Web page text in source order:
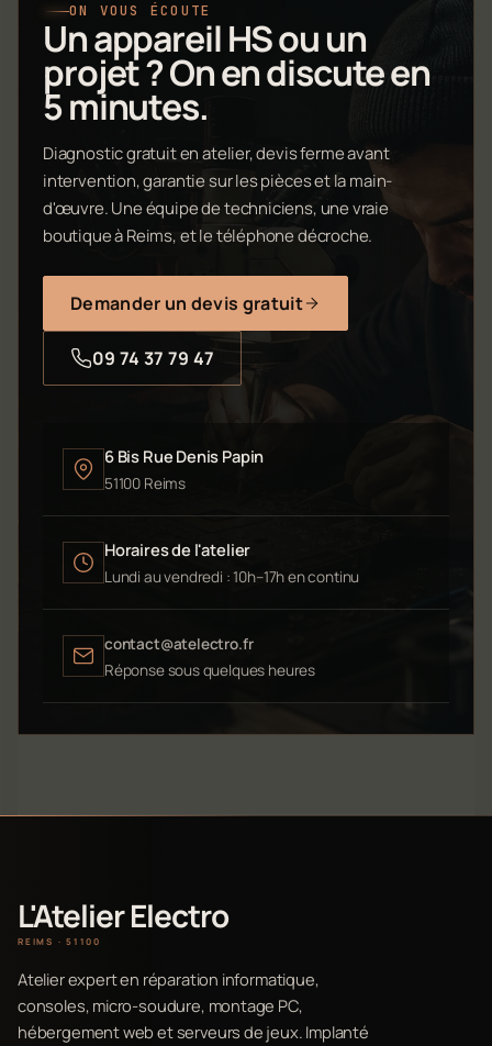
ON VOUS ÉCOUTE
Un appareil HS ou un
projet ? On en discute en
5 minutes.
Diagnostic gratuit en atelier, devis ferme avant
intervention, garantie sur les pièces et la main-
d'œuvre. Une équipe de techniciens, une vraie
boutique à Reims, et le téléphone décroche.
Demander un devis gratuit
09 74 37 79 47
6 Bis Rue Denis Papin
51100 Reims
Horaires de l'atelier
Lundi au vendredi : 10h–17h en continu
contact@atelectro.fr
Réponse sous quelques heures
L'Atelier Electro
REIMS · 51100
Atelier expert en réparation informatique,
consoles, micro-soudure, montage PC,
hébergement web et serveurs de jeux. Implanté